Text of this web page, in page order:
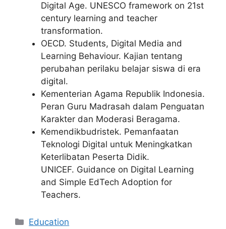
Digital Age. UNESCO framework on 21st
century learning and teacher
transformation.
OECD. Students, Digital Media and
Learning Behaviour. Kajian tentang
perubahan perilaku belajar siswa di era
digital.
Kementerian Agama Republik Indonesia.
Peran Guru Madrasah dalam Penguatan
Karakter dan Moderasi Beragama.
Kemendikbudristek. Pemanfaatan
Teknologi Digital untuk Meningkatkan
Keterlibatan Peserta Didik.
UNICEF. Guidance on Digital Learning
and Simple EdTech Adoption for
Teachers.
Kategori
Education